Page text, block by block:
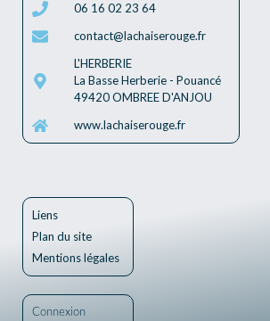
06 16 02 23 64
contact@lachaiserouge.fr
L'HERBERIE
La Basse Herberie - Pouancé
49420 OMBREE D'ANJOU
www.lachaiserouge.fr
Liens
Plan du site
Mentions légales
Connexion